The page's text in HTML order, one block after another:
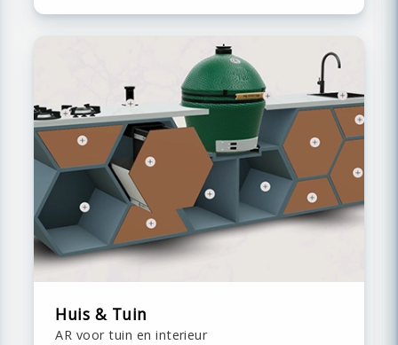
Huis & Tuin
AR voor tuin en interieur